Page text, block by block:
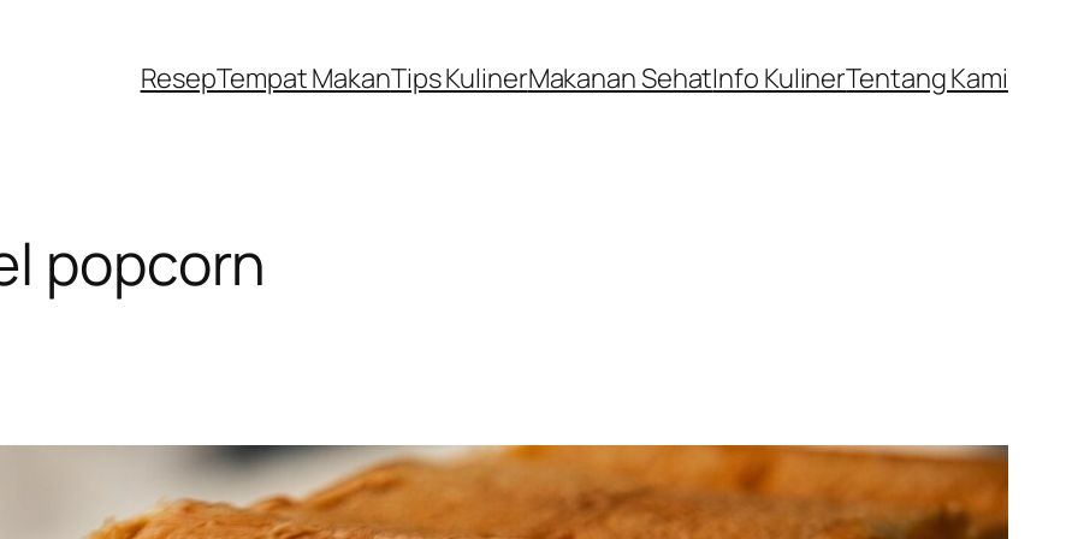
ResepTempat MakanTips KulinerMakanan SehatInfo KulinerTentang Kami
popcorn